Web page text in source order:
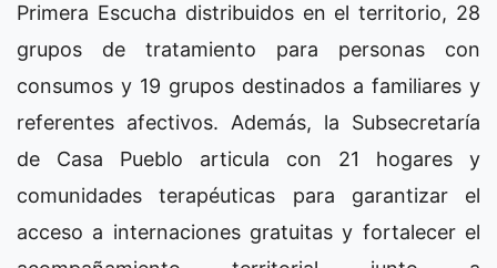
Primera Escucha distribuidos en el territorio, 28
grupos de tratamiento para personas con
consumos y 19 grupos destinados a familiares y
referentes afectivos. Además, la Subsecretaría
de Casa Pueblo articula con 21 hogares y
comunidades terapéuticas para garantizar el
acceso a internaciones gratuitas y fortalecer el